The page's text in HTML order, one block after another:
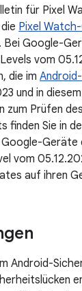
für Pixel
Pixel
Google-
vom
die im
und in
zum Prüfen
finden Sie in
Geräte
vom
auf ihren
Android-